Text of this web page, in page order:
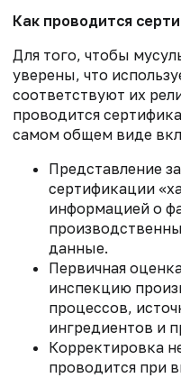
Как проводится
Для того, чтобы
уверены, что
соответствуют их
проводится
самом общем виде
Представление
сертификации
информацией о
данные.
Первичная
инспекцию
процессов,
ингредиентов и
Корректировка
проводится при